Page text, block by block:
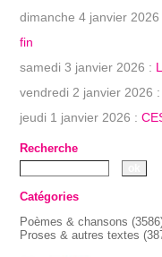
dimanche 4 janvier 2026
fin
samedi 3 janvier 2026 :
vendredi 2 janvier 2026 :
jeudi 1 janvier 2026 :
Recherche
Catégories
Poèmes & chansons
Proses & autres textes